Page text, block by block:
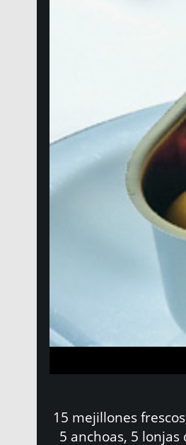
15 mejillones
5 anchoas, 5